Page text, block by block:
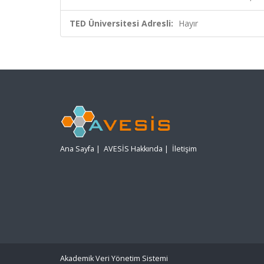
TED Üniversitesi Adresli: Hayır
Ana Sayfa | AVESİS Hakkında | İletişim
Akademik Veri Yönetim Sistemi